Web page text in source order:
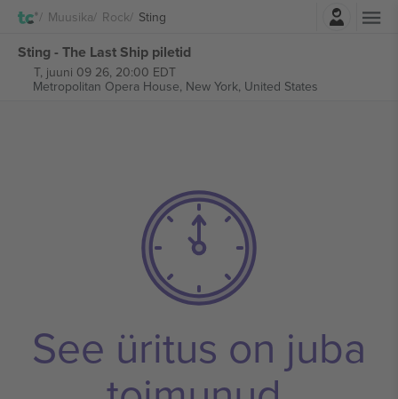
Muusika Rock Sting
Sting - The Last Ship piletid
T, juuni 09 26, 20:00 EDT
Metropolitan Opera House, New York, United States
See üritus on juba